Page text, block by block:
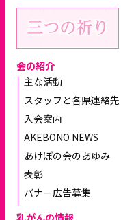
会の紹介
主な活動
スタッフと各県連絡先
入会案内
AKEBONO NEWS
あけぼの会のあゆみ
表彰
バナー広告募集
乳がんの情報